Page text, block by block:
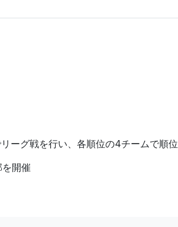
ーグ戦を行い、各順位の4チームで順
開催